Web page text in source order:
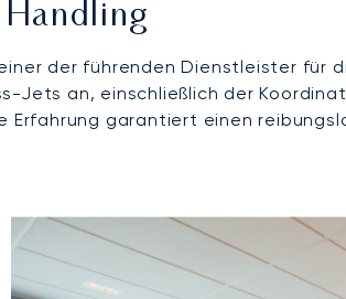
der führenden Dienstleister für
Jets an, einschließlich der
Erfahrung garantiert einen